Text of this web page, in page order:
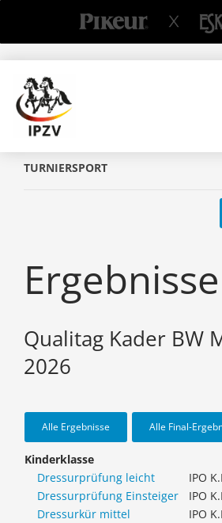
TURNIERSPORT
Ergebnisse
Qualitag Kader BW
2026
Alle Ergebnisse Alle Final-
Kinderklasse
Dressurprüfung leicht
IPO
Dressurprüfung Einsteiger
IPO
Dressurkür mittel
IPO